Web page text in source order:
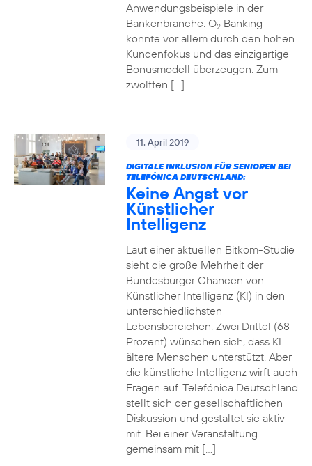
Anwendungsbeispiele in der
Bankenbranche. O2Banking
konnte vor allem durch den hohen
Kundenfokus und das einzigartige
Bonusmodell überzeugen. Zum
zwölften […]
11. April 2019
DIGITALE INKLUSION FÜR SENIOREN BEI
TELEFÓNICA DEUTSCHLAND:
Keine Angst vor
Künstlicher
Intelligenz
Laut einer aktuellen Bitkom-Studie
sieht die große Mehrheit der
Bundesbürger Chancen von
Künstlicher Intelligenz (KI) in den
unterschiedlichsten
Lebensbereichen. Zwei Drittel (68
Prozent) wünschen sich, dass KI
ältere Menschen unterstützt. Aber
die künstliche Intelligenz wirft auch
Fragen auf. Telefónica Deutschland
stellt sich der gesellschaftlichen
Diskussion und gestaltet sie aktiv
mit. Bei einer Veranstaltung
gemeinsam mit […]